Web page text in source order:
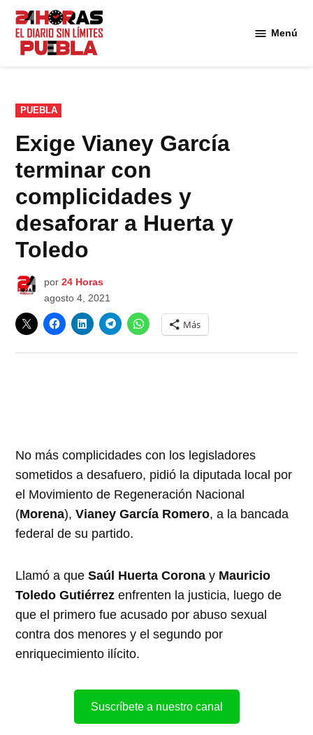
Saltar
contenido
Menú
PUBLICADO
EN
PUEBLA
Exige Vianey García
terminar con
complicidades y
desaforar a Huerta y
Toledo
por 24 Horas
agosto 4, 2021
Más
No más complicidades con los legisladores
sometidos a desafuero, pidió la diputada local por
el Movimiento de Regeneración Nacional
(Morena),Vianey García Romero, a la bancada
federal de su partido.
Llamó a queSaúl Huerta Corona y Mauricio
Toledo Gutiérrez enfrenten la justicia, luego de
que el primero fue acusado por abuso sexual
contra dos menores y el segundo por
enriquecimiento ilícito.
Suscríbete a nuestro canal